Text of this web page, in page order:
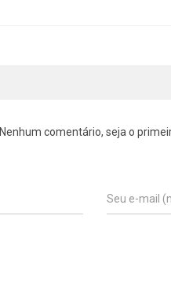
Nenhum comentário, seja o